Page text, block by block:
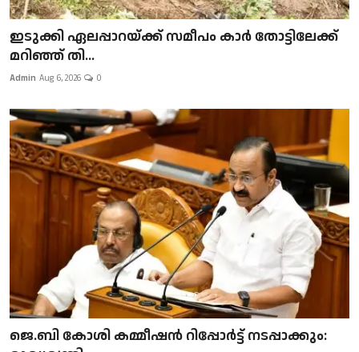
ഇടുക്കി ഏലപ്പാറയ്ക്ക് സമീപം കാർ തോട്ടിലേക്ക്
മറിഞ്ഞ് തി...
Admin Aug 6, 2026 0
ജെ.ബി കോശി കമ്മീഷൻ റിപ്പോർട്ട് നടപ്പാക്കും: